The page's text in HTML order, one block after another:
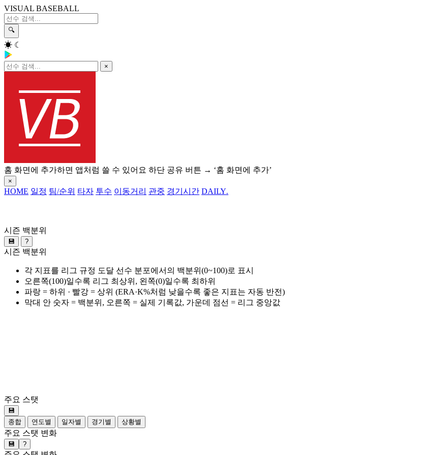
VISUAL BASEBALL
🔍
☀ ☾
×
홈 화면에 추가하면 앱처럼 쓸 수 있어요 하단 공유 버튼 → ‘홈 화면에 추가’
×
HOME 일정 팀/순위 타자 투수 이동거리 관중 경기시간 DAILY.
시즌 백분위
💾 ?
시즌 백분위
각 지표를 리그 규정 도달 선수 분포에서의 백분위(0~100)로 표시
오른쪽(100)일수록 리그 최상위, 왼쪽(0)일수록 최하위
파랑 = 하위 · 빨강 = 상위 (ERA·K%처럼 낮을수록 좋은 지표는 자동 반전)
막대 안 숫자 = 백분위, 오른쪽 = 실제 기록값, 가운데 점선 = 리그 중앙값
주요 스탯
💾
종합
연도별 일자별 경기별 상황별
주요 스탯 변화
💾 ?